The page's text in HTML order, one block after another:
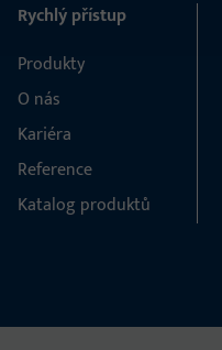
Rychlý přístup
Produkty
O nás
Kariéra
Reference
Katalog produktů